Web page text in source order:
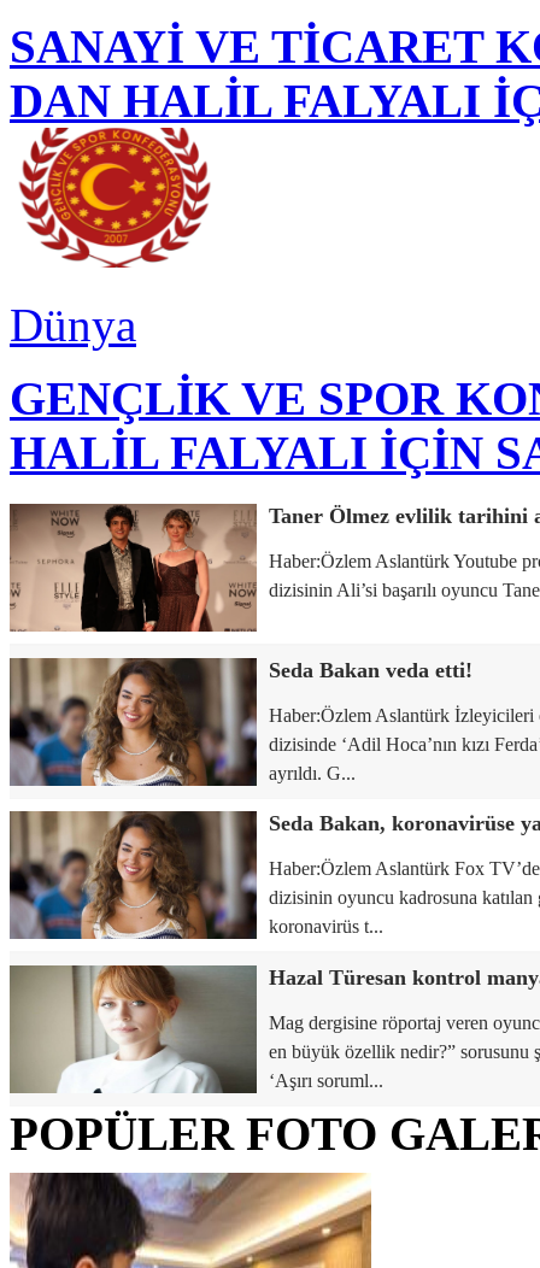
SANAYİ VE TİCARET
DAN HALİL FALYALI
Dünya
GENÇLİK VE SPOR
HALİL FALYALI İÇİN
Taner Ölmez evlilik tarihini
Haber:Özlem Aslantürk Youtube
dizisinin Ali’si başarılı oyuncu
Seda Bakan veda etti!
Haber:Özlem Aslantürk
dizisinde ‘Adil Hoca’nın kızı
ayrıldı. G...
Seda Bakan, koronavirüse
Haber:Özlem Aslantürk Fox
dizisinin oyuncu kadrosuna
koronavirüs t...
Hazal Türesan kontrol
Mag dergisine röportaj veren
en büyük özellik nedir?” sorusunu
‘Aşırı soruml...
POPÜLER FOTO